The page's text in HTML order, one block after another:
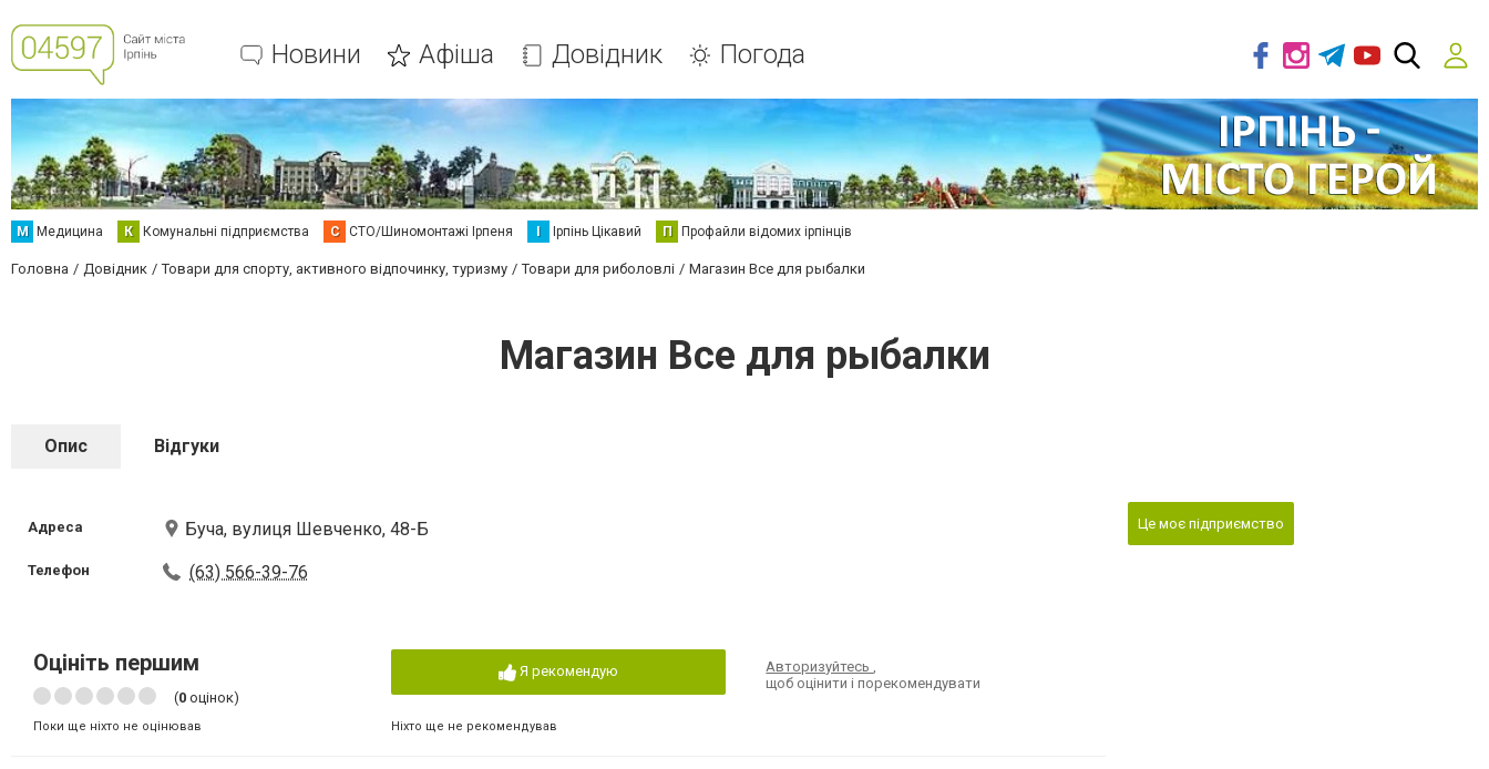
Новини Афіша Довідник Погода
М Медицина К Комунальні підприємства С СТО/Шиномонтажі Ірпеня І Ірпінь Цікавий П Профайли відомих ірпінців
Головна Довідник Товари для спорту, активного відпочинку, туризму Товари для риболовлі Магазин Все для рыбалки
Магазин Все для рыбалки
Опис Відгуки
Адреса Буча, вулиця Шевченко, 48-Б
Телефон (63) 566-39-76
Оцініть першим
(0 оцінок)
Поки ще ніхто не оцінював
Я рекомендую
Ніхто ще не рекомендував
Авторизуйтесь,
щоб оцінити і порекомендувати
Це моє підприємство